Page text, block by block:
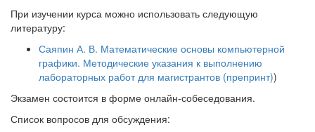
При изучении курса можно использовать следующую
литературу:
Саяпин А. В. Математические основы компьютерной
графики. Методические указания к выполнению
лабораторных работ для магистрантов (препринт))
Экзамен состоится в форме онлайн-собеседования.
Список вопросов для обсуждения: